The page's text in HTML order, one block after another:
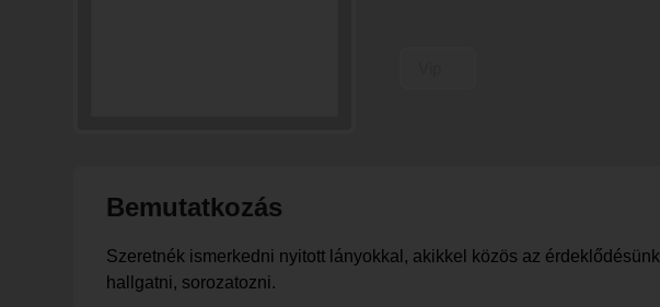
Bemutatkozás
Szeretnék ismerkedni nyitott lányokkal, akikkel közös az
hallgatni, sorozatozni.